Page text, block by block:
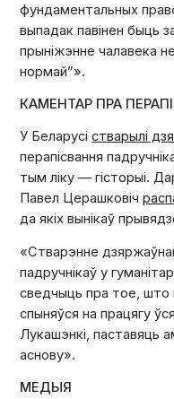
фундаментальных
выпадак павінен быць
прыніжэнне чалавека
нормай”».
КАМЕНТАР ПРА
У Беларусістварылі
перапісвання
тым ліку — гісторыі.
Павел Церашковіч
да якіх вынікаў
«Стварэнне
падручнікаў у
сведчыць пра тое, што
спыняўся на працягу
Лукашэнкі, паставяць
аснову».
МЕДЫЯ